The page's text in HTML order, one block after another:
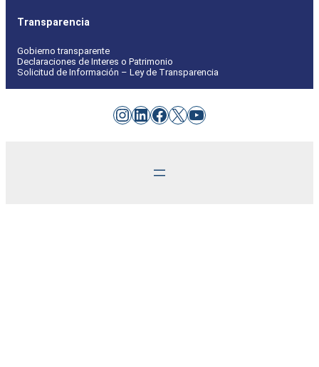
Transparencia
Gobierno transparente
Declaraciones de Interes o Patrimonio
Solicitud de Información – Ley de Transparencia
Instagram
LinkedIn
Facebook
X YouTube